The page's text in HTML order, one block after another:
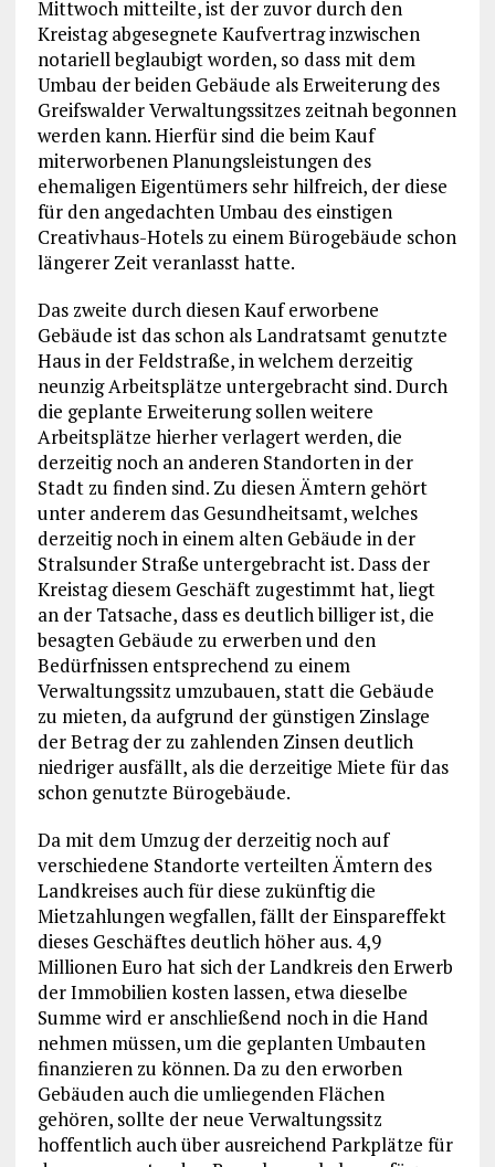
Mittwoch mitteilte, ist der zuvor durch den
Kreistag abgesegnete Kaufvertrag inzwischen
notariell beglaubigt worden, so dass mit dem
Umbau der beiden Gebäude als Erweiterung des
Greifswalder Verwaltungssitzes zeitnah begonnen
werden kann. Hierfür sind die beim Kauf
miterworbenen Planungsleistungen des
ehemaligen Eigentümers sehr hilfreich, der diese
für den angedachten Umbau des einstigen
Creativhaus-Hotels zu einem Bürogebäude schon
längerer Zeit veranlasst hatte.
Das zweite durch diesen Kauf erworbene
Gebäude ist das schon als Landratsamt genutzte
Haus in der Feldstraße, in welchem derzeitig
neunzig Arbeitsplätze untergebracht sind. Durch
die geplante Erweiterung sollen weitere
Arbeitsplätze hierher verlagert werden, die
derzeitig noch an anderen Standorten in der
Stadt zu finden sind. Zu diesen Ämtern gehört
unter anderem das Gesundheitsamt, welches
derzeitig noch in einem alten Gebäude in der
Stralsunder Straße untergebracht ist. Dass der
Kreistag diesem Geschäft zugestimmt hat, liegt
an der Tatsache, dass es deutlich billiger ist, die
besagten Gebäude zu erwerben und den
Bedürfnissen entsprechend zu einem
Verwaltungssitz umzubauen, statt die Gebäude
zu mieten, da aufgrund der günstigen Zinslage
der Betrag der zu zahlenden Zinsen deutlich
niedriger ausfällt, als die derzeitige Miete für das
schon genutzte Bürogebäude.
Da mit dem Umzug der derzeitig noch auf
verschiedene Standorte verteilten Ämtern des
Landkreises auch für diese zukünftig die
Mietzahlungen wegfallen, fällt der Einspareffekt
dieses Geschäftes deutlich höher aus. 4,9
Millionen Euro hat sich der Landkreis den Erwerb
der Immobilien kosten lassen, etwa dieselbe
Summe wird er anschließend noch in die Hand
nehmen müssen, um die geplanten Umbauten
finanzieren zu können. Da zu den erworben
Gebäuden auch die umliegenden Flächen
gehören, sollte der neue Verwaltungssitz
hoffentlich auch über ausreichend Parkplätze für